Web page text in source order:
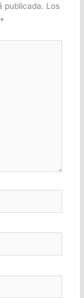
publicada. Los
*